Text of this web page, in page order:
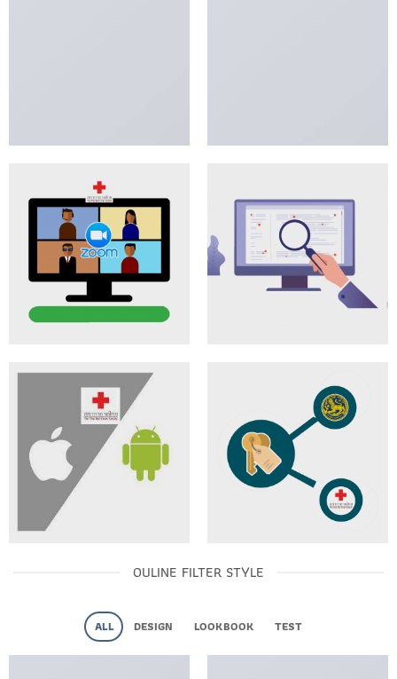
OULINE FILTER STYLE
ALL DESIGN LOOKBOOK TEST